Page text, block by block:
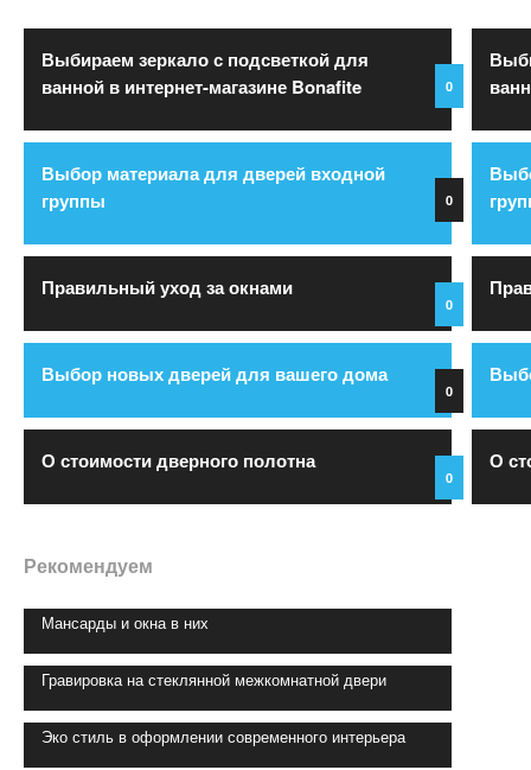
Выбираем зеркало с подсветкой для
ванной в интернет-магазине Bonafite
0
Выбор материала для дверей входной
группы
0
Правильный уход за окнами
0
Выбор новых дверей для вашего дома
0
О стоимости дверного полотна
0
О
Рекомендуем
Мансарды и окна в них
Гравировка на стеклянной межкомнатной двери
Эко стиль в оформлении современного интерьера